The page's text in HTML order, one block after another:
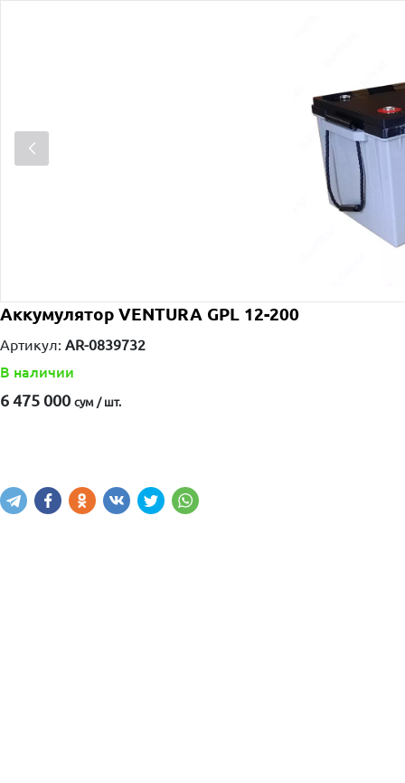
Аккумулятор VENTURA GPL 12-200
Артикул: AR-0839732
В наличии
6 475 000 сум / шт.